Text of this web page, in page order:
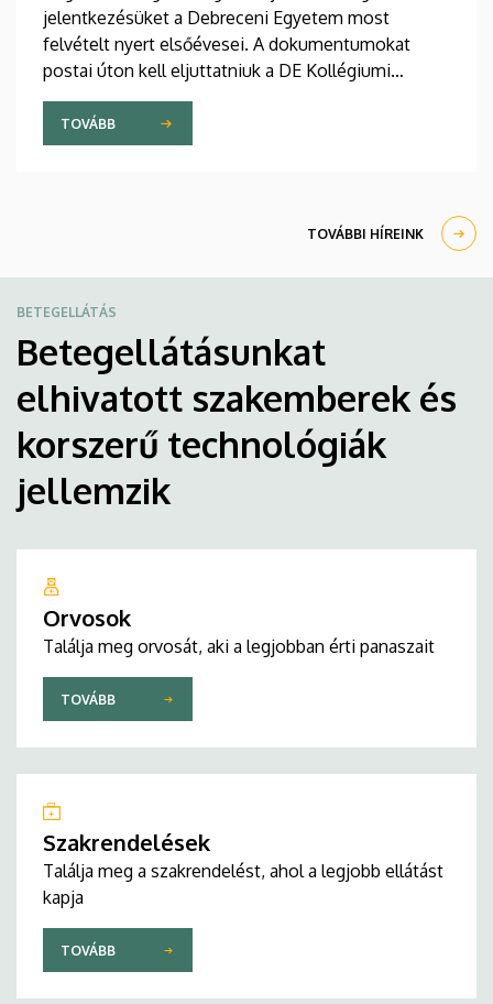
jelentkezésüket a Debreceni Egyetem most
felvételt nyert elsőévesei. A dokumentumokat
postai úton kell eljuttatniuk a DE Kollégiumi
Felvételi és Szociális Iroda címére. A kollégiumi
férőhelyekről a gólyák a Kollégiumi Felvételi és
Szociális Bizottság döntését követően, augusztus
TOVÁBB
TOVÁBBI HÍREINK
BETEGELLÁTÁS
Betegellátásunkat
elhivatott szakemberek és
korszerű technológiák
jellemzik
Orvosok
Találja meg orvosát, aki a legjobban érti panaszait
TOVÁBB
Szakrendelések
Találja meg a szakrendelést, ahol a legjobb ellátást
kapja
TOVÁBB